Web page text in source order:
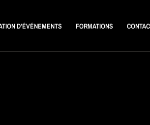
D’ÉVÉNEMENTS FORMATIONS